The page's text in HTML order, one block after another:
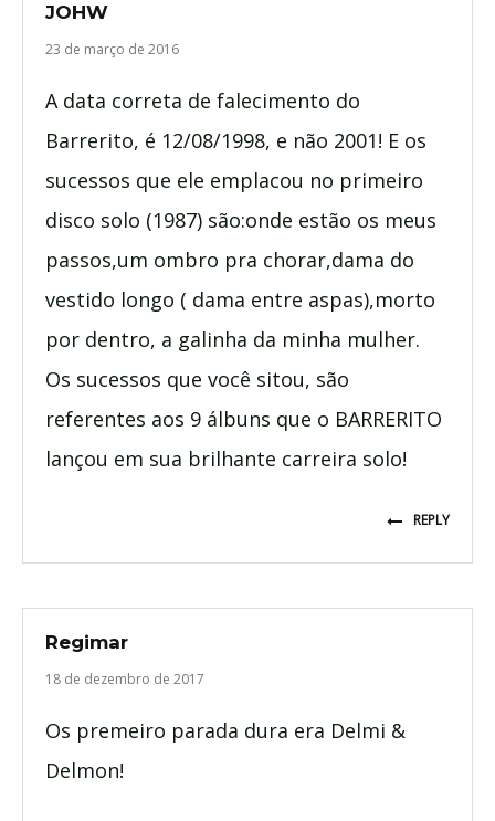
JOHW
23 de março de 2016
A data correta de falecimento do
Barrerito, é 12/08/1998, e não 2001! E os
sucessos que ele emplacou no primeiro
disco solo (1987) são:onde estão os meus
passos,um ombro pra chorar,dama do
vestido longo ( dama entre aspas),morto
por dentro, a galinha da minha mulher.
Os sucessos que você sitou, são
referentes aos 9 álbuns que o BARRERITO
lançou em sua brilhante carreira solo!
REPLY
Regimar
18 de dezembro de 2017
Os premeiro parada dura era Delmi &
Delmon!